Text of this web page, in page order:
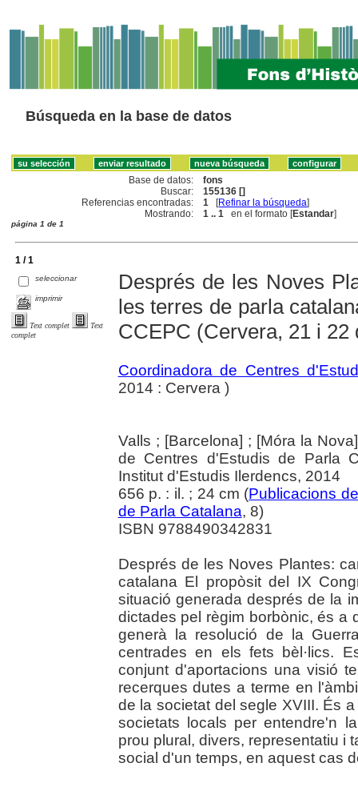
Búsqueda en la base de datos
Base de datos:
fons
Buscar:
155136 []
Referencias encontradas:
1 [Refinar la búsqueda]
Mostrando:
1 .. 1 en el formato [Estandar]
página 1 de 1
1 / 1
seleccionar
imprimir
Text complet
Text
complet
Després de les Noves
les terres de parla
CCEPC (Cervera, 21 i 22
Coordinadora de Centres
2014 : Cervera )
Valls ; [Barcelona] ; [Móra la
de Centres d'Estudis de Parla
Institut d'Estudis Ilerdencs, 2014
656 p. : il. ; 24 cm (Publicacions
de Parla Catalana, 8)
ISBN 9788490342831
Després de les Noves Plantes:
catalana El propòsit del IX
situació generada després de la
dictades pel règim borbònic, és a
generà la resolució de la
centrades en els fets bèl·lics.
conjunt d'aportacions una visió
recerques dutes a terme en
de la societat del segle XVIII. És
societats locals per entendre'n
prou plural, divers, representatiu i
social d'un temps, en aquest cas